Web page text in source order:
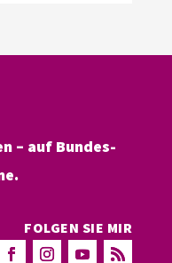
– auf Bundes-
FOLGEN SIE MIR